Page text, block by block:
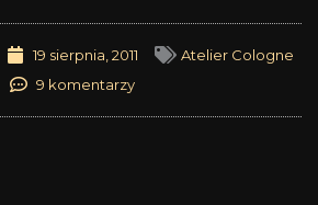
19 sierpnia, 2011
Atelier Cologne
9 komentarzy